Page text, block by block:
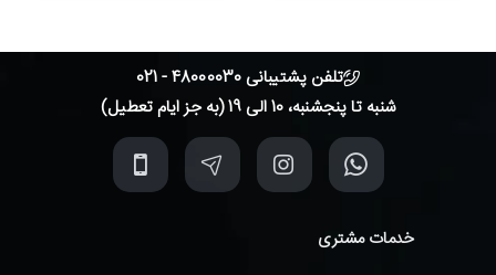
تلفن پشتیبانی 48000030 - 021
شنبه تا پنجشنبه، 10 الی 19 (به جز ایام تعطیل)
خدمات مشتری